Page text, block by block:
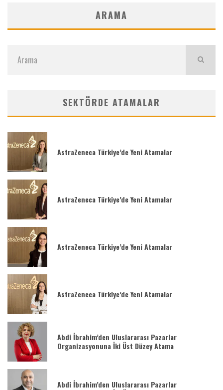
ARAMA
SEKTÖRDE ATAMALAR
AstraZeneca Türkiye’de Yeni Atamalar
AstraZeneca Türkiye’de Yeni Atamalar
AstraZeneca Türkiye’de Yeni Atamalar
AstraZeneca Türkiye’de Yeni Atamalar
Abdi İbrahim’den Uluslararası Pazarlar
Organizasyonuna İki Üst Düzey Atama
Abdi İbrahim’den Uluslararası Pazarlar